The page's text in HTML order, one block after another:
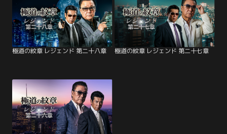
極道の紋章 レジェンド 第二十八章 極道の紋章 レジェンド 第二十七章